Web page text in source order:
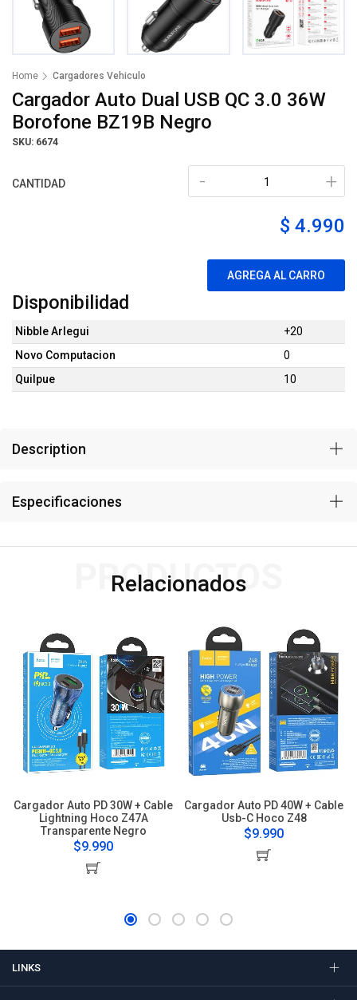
Home Cargadores Vehiculo
Cargador Auto Dual USB QC 3.0 36W
Borofone BZ19B Negro
SKU: 6674
CANTIDAD +
-
$ 4.990
AGREGA AL CARRO
Disponibilidad
Nibble Arlegui
+20
Novo Computacion
0
Quilpue
10
Description
Especificaciones
Relacionados
PRODUCTOS
Cargador Auto PD 30W + Cable
Lightning Hoco Z47A
Transparente Negro
$9.990
Cargador Auto PD 40W + Cable
Usb-C Hoco Z48
$9.990
LINKS